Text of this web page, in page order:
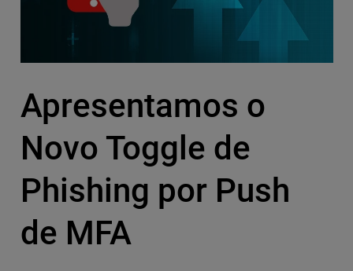
Apresentamos o
Novo Toggle de
Phishing por Push
de MFA